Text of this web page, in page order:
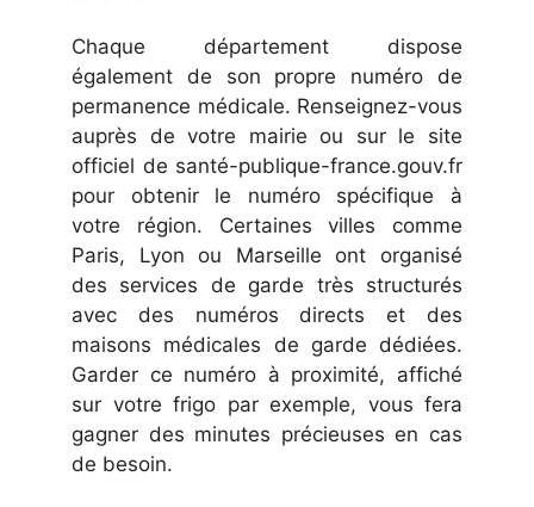
Chaque département dispose
également de son propre numéro de
permanence médicale. Renseignez-vous
auprès de votre mairie ou sur le site
officiel de santé-publique-france.gouv.fr
pour obtenir le numéro spécifique à
votre région. Certaines villes comme
Paris, Lyon ou Marseille ont organisé
des services de garde très structurés
avec des numéros directs et des
maisons médicales de garde dédiées.
Garder ce numéro à proximité, affiché
sur votre frigo par exemple, vous fera
gagner des minutes précieuses en cas
de besoin.